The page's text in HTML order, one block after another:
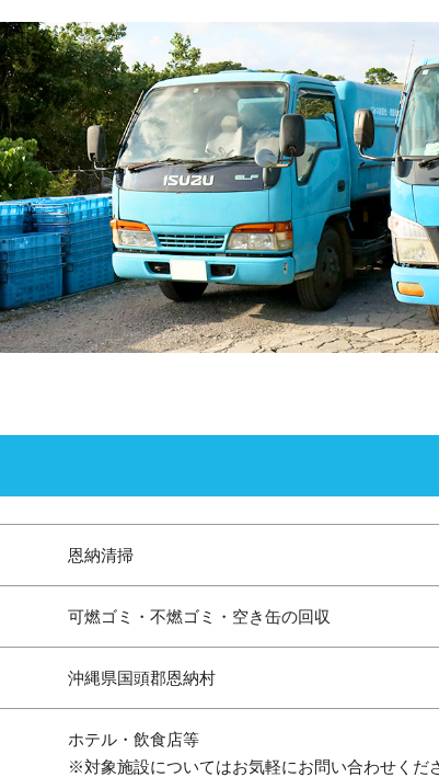
恩納清掃
可燃ゴミ・不燃ゴミ・空き缶の回収
沖縄県国頭郡恩納村
ホテル・飲食店等
※対象施設についてはお気軽にお問い合わせくだ